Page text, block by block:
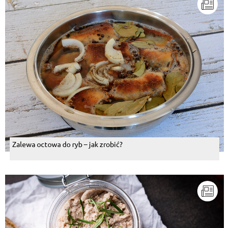
Zalewa octowa do ryb – jak zrobić?